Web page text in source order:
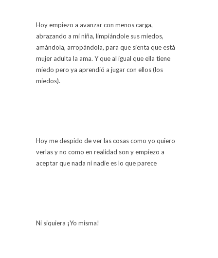
Hoy empiezo a avanzar con menos carga,
abrazando a mi niña, limpiándole sus miedos,
amándola, arropándola, para que sienta que está
mujer adulta la ama. Y que al igual que ella tiene
miedo pero ya aprendió a jugar con ellos (los
miedos).
Hoy me despido de ver las cosas como yo quiero
verlas y no como en realidad son y empiezo a
aceptar que nada ni nadie es lo que parece
Ni siquiera ¡Yo misma!